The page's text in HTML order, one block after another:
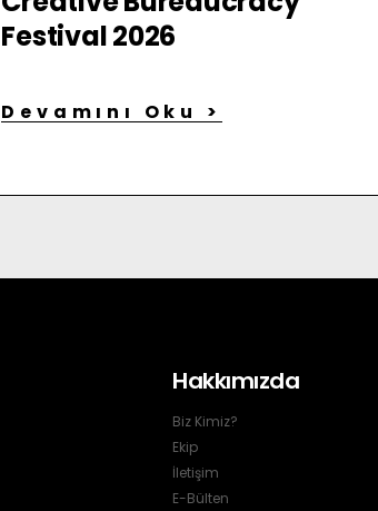
Festival 2026
Devamını Oku >
Hakkımızda
Biz Kimiz?
Ekip
İletişim
E-Bülten